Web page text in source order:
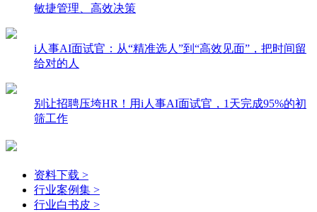
敏捷管理、高效决策
i人事AI面试官：从“精准选人”到“高效见面”，把时间留
给对的人
别让招聘压垮HR！用i人事AI面试官，1天完成95%的初
筛工作
资料下载 >
行业案例集 >
行业白书皮 >